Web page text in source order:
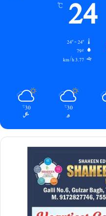
24
℃
79%
3.77 km/h
30
℃
پیر
30
℃
منگل